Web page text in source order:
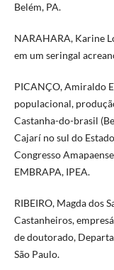
Belém, PA.
NARAHARA, Karine
em um seringal
PICANÇO, Amiraldo
populacional,
Castanha-do-brasil
Cajarí no sul do
Congresso
EMBRAPA, IPEA.
RIBEIRO, Magda dos
Castanheiros,
de doutorado,
São Paulo.